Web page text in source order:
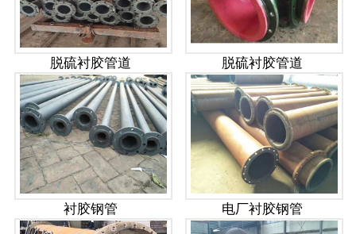
脱硫衬胶管道 脱硫衬胶管道
衬胶钢管 电厂衬胶钢管